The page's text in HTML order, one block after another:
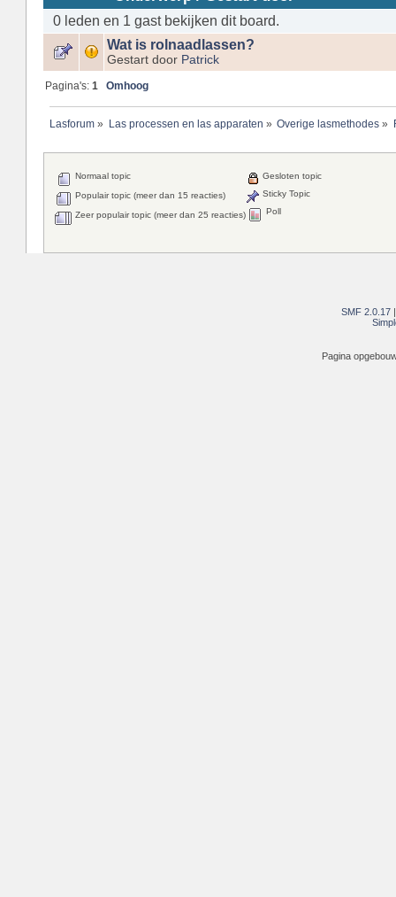
0 leden en 1 gast bekijken dit board.
Wat is rolnaadlassen?
Gestart door Patrick
Pagina's:1 Omhoog
Lasforum» Las processen en las apparaten » Overige lasmethodes »
Normaal topic
Populair topic (meer dan 15 reacties)
Zeer populair topic (meer dan 25 reacties)
Gesloten topic
Sticky Topic
Poll
SMF 2.0.17
Pagina